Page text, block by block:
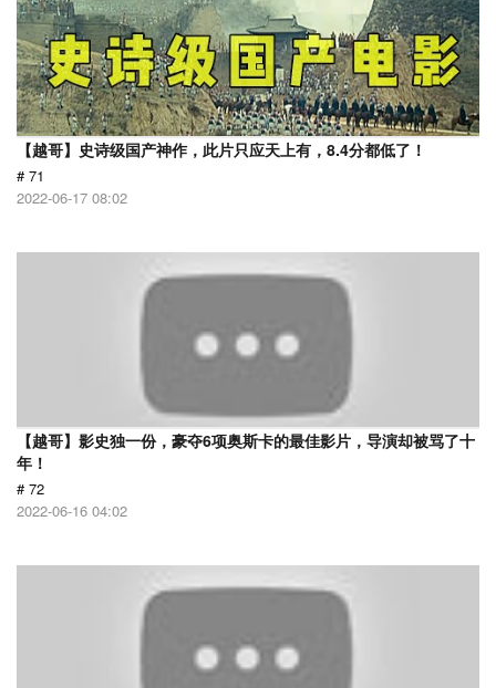
【越哥】史诗级国产神作，此片只应天上有，8.4分都低了！
# 71
2022-06-17 08:02
【越哥】影史独一份，豪夺6项奥斯卡的最佳影片，导演却被骂了十
年！
# 72
2022-06-16 04:02